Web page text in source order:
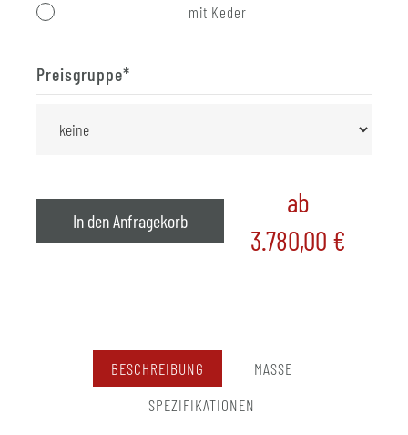
mit Keder
Preisgruppe*
In den Anfragekorb
ab
3.780,00 €
BESCHREIBUNG
MASSE
SPEZIFIKATIONEN